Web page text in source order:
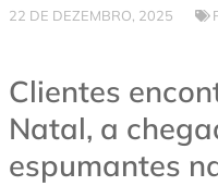
22 DE DEZEMBRO, 2025
Clientes
Natal, a
espumantes